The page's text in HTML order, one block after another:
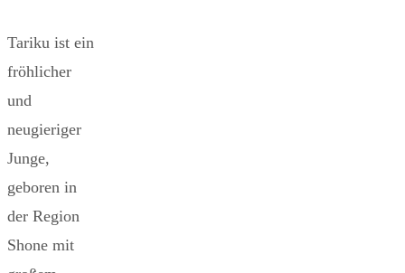
Tariku ist ein
fröhlicher
und
neugieriger
Junge,
geboren in
der Region
Shone mit